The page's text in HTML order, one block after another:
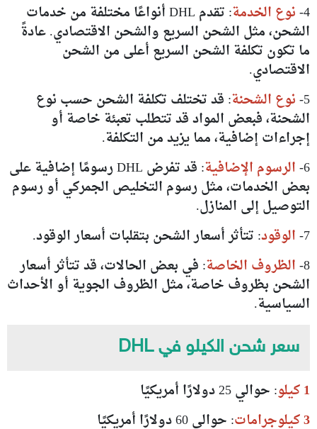
4- نوع الخدمة : تقدم DHL أنواعًا مختلفة من خدمات
الشحن، مثل الشحن السريع والشحن الاقتصادي. عادةً
ما تكون تكلفة الشحن السريع أعلى من الشحن
الاقتصادي.
5- نوع الشحنة: قد تختلف تكلفة الشحن حسب نوع
الشحنة، فبعض المواد قد تتطلب تعبئة خاصة أو
إجراءات إضافية، مما يزيد من التكلفة.
6- الرسوم الإضافية : قد تفرض DHL رسومًا إضافية على
بعض الخدمات، مثل رسوم التخليص الجمركي أو رسوم
التوصيل إلى المنازل.
7- الوقود: تتأثر أسعار الشحن بتقلبات أسعار الوقود.
8- الظروف الخاصة: في بعض الحالات، قد تتأثر أسعار
الشحن بظروف خاصة، مثل الظروف الجوية أو الأحداث
السياسية.
سعر شحن الكيلو في DHL
1 كيلو
: حوالي 25 دولارًا أمريكيًا
3 كيلوجرامات
: حوالي 60 دولارًا أمريكيًا